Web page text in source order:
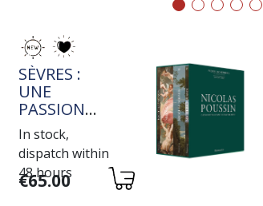
TITRE
SÈVRES :
UNE
PASSION
ROTHSCHILD
In stock,
dispatch within
48 hours
Variations
€65.00